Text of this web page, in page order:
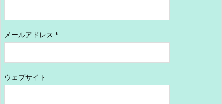
メールアドレス *
ウェブサイト